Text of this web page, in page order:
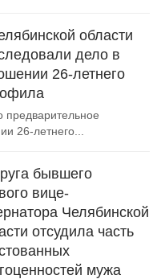
области
дело в
26-летнего
предварительное
26-летнего...
бывшего
вице-
Челябинской
отсудила часть
мужа